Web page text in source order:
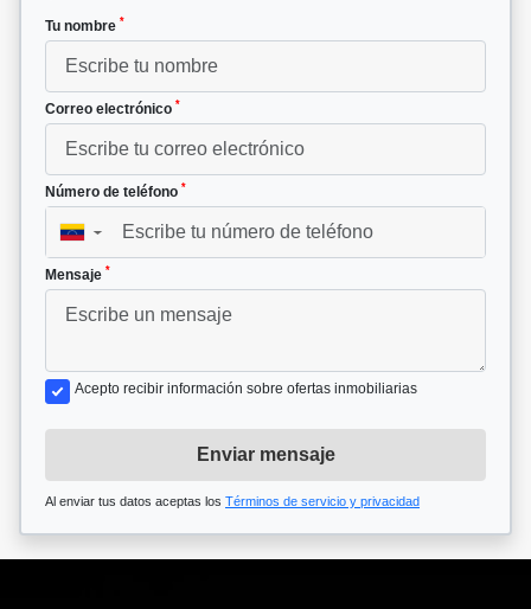
Tu nombre *
Correo electrónico *
Número de teléfono *
▼
Mensaje *
Acepto recibir información sobre ofertas inmobiliarias
Enviar mensaje
Al enviar tus datos aceptas los Términos de servicio y privacidad